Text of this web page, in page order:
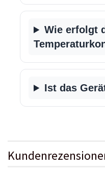
Wie erfolgt
Ist das